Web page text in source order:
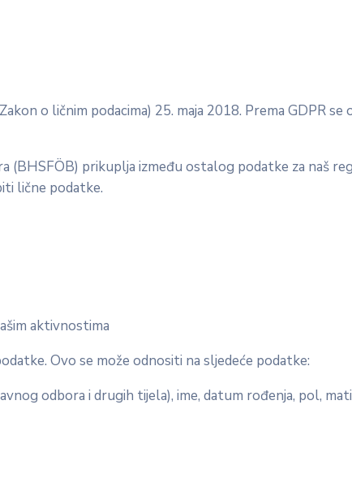
o ličnim podacima) 25. maja 2018. Prema GDPR
(BHSFÖB) prikuplja između ostalog podatke za naš
lične podatke.
aktivnostima
Ovo se može odnositi na sljedeće podatke:
odbora i drugih tijela), ime, datum rođenja, pol,